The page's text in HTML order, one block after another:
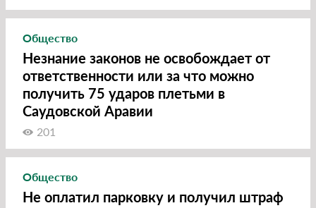
Общество
Незнание законов не освобождает от
ответственности или за что можно
получить 75 ударов плетьми в
Саудовской Аравии
201
Общество
Не оплатил парковку и получил штраф